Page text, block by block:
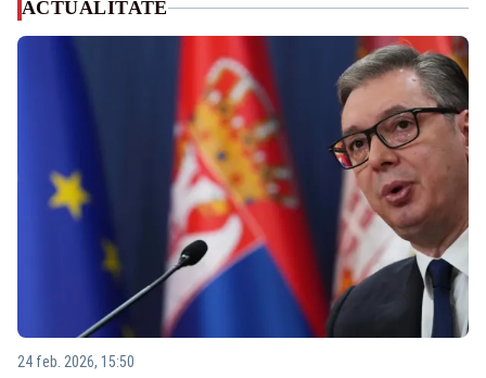
ACTUALITATE
24 feb. 2026, 15:50